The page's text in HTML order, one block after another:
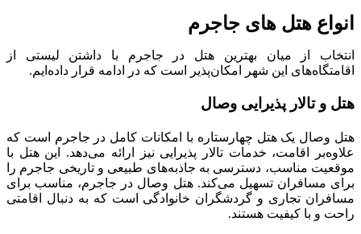
انواع هتل های جاجرم
انتخاب از میان بهترین هتل در جاجرم با داشتن لیستی از
اقامتگاه‌های این شهر امکان‌پذیر است که در ادامه قرار داده‌ایم.
هتل و تالار پذیرایی وصال
هتل وصال یک هتل چهارستاره با امکانات کامل در جاجرم است که
علاوه‌بر اقامت، خدمات تالار پذیرایی نیز ارائه می‌دهد. این هتل با
موقعیت مناسب، دسترسی به جاذبه‌های طبیعی و تاریخی جاجرم را
برای مسافران تسهیل می‌کند. هتل وصال در جاجرم، مناسب برای
مسافران تجاری و گردشگران خانوادگی است که به دنبال اقامتی
راحت و با کیفیت هستند.